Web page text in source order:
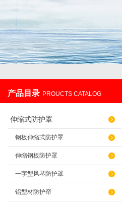
产品目录 PROUCTS CATALOG
伸缩式防护罩
钢板伸缩式防护罩
伸缩钢板防护罩
一字型风琴防护罩
铝型材防护帘